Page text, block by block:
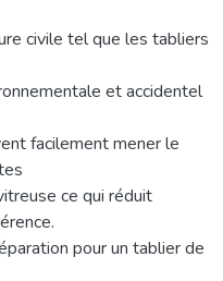
civile tel que les tabliers
et accidentel
facilement mener le
ce qui réduit
pour un tablier de